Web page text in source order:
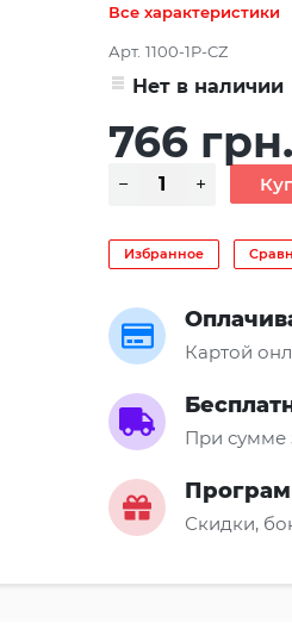
Все характеристики
Арт. 1100-1P-CZ
Нет в наличии
766 грн.
Избранное
Картой
При сумме
Скидки,